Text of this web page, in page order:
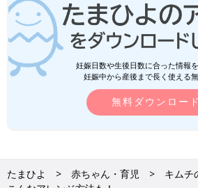
妊娠日数や生後日数に合った情報
妊娠中から産後まで長く使える
無料ダウンロード
たまひよ 赤ちゃん・育児
キムチ